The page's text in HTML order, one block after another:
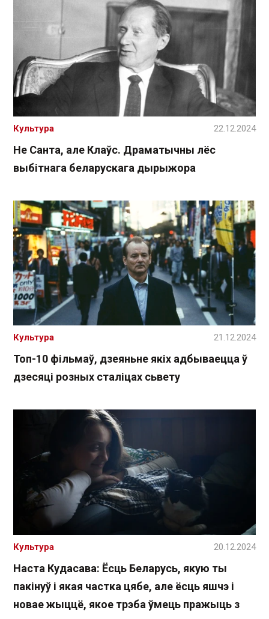
Не Санта, але Клаўс. Драматычны лёс
выбітнага беларускага дырыжора
Культура 22.12.2024
Топ-10 фільмаў, дзеяньне якіх адбываецца ў
дзесяці розных сталіцах сьвету
Культура 21.12.2024
Наста Кудасава: Ёсць Беларусь, якую ты
пакінуў і якая частка цябе, але ёсць яшчэ і
новае жыццё, якое трэба ўмець пражыць з
Культура 20.12.2024